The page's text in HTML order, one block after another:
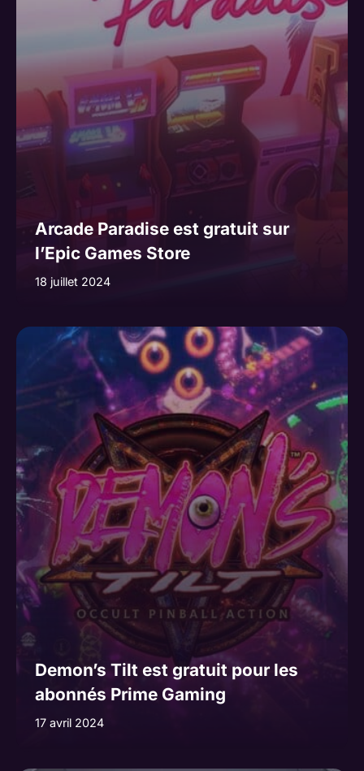
Arcade Paradise est gratuit sur
l’Epic Games Store
18 juillet 2024
Demon’s Tilt est gratuit pour les
abonnés Prime Gaming
17 avril 2024